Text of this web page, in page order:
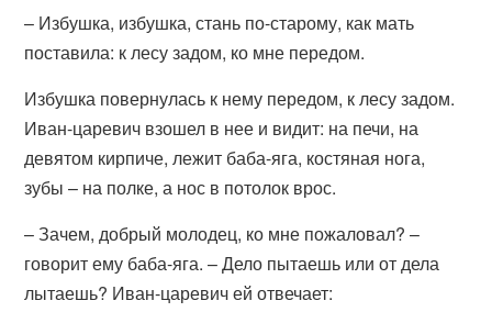
– Избушка, избушка, стань по-старому, как мать
поставила: к лесу задом, ко мне передом.
Избушка повернулась к нему передом, к лесу задом.
Иван-царевич взошел в нее и видит: на печи, на
девятом кирпиче, лежит баба-яга, костяная нога,
зубы – на полке, а нос в потолок врос.
– Зачем, добрый молодец, ко мне пожаловал? –
говорит ему баба-яга. – Дело пытаешь или от дела
лытаешь? Иван-царевич ей отвечает: